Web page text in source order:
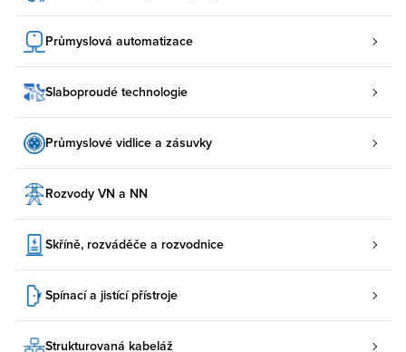
Průmyslová automatizace
Slaboproudé technologie
Průmyslové vidlice a zásuvky
Rozvody VN a NN
Skříně, rozváděče a rozvodnice
Spínací a jistící přístroje
Strukturovaná kabeláž